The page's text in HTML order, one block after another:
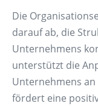
Die
darauf ab, die
Unternehmens
unterstützt die
Unternehmens
fördert eine